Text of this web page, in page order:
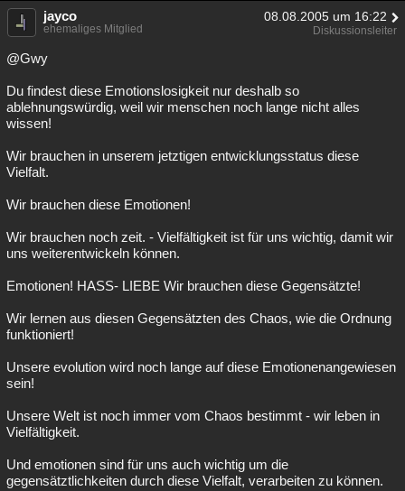
jayco 08.08.2005 um 16:22
ehemaliges Mitglied Diskussionsleiter
@Gwy
Du findest diese Emotionslosigkeit nur deshalb so
ablehnungswürdig, weil wir menschen noch lange nicht alles
wissen!
Wir brauchen in unserem jetztigen entwicklungsstatus diese
Vielfalt.
Wir brauchen diese Emotionen!
Wir brauchen noch zeit. - Vielfältigkeit ist für uns wichtig, damit wir
uns weiterentwickeln können.
Emotionen! HASS- LIEBE Wir brauchen diese Gegensätzte!
Wir lernen aus diesen Gegensätzten des Chaos, wie die Ordnung
funktioniert!
Unsere evolution wird noch lange auf diese Emotionenangewiesen
sein!
Unsere Welt ist noch immer vom Chaos bestimmt - wir leben in
Vielfältigkeit.
Und emotionen sind für uns auch wichtig um die
gegensätztlichkeiten durch diese Vielfalt, verarbeiten zu können.